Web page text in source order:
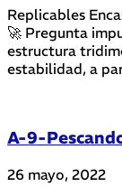
Replicables
🚀 Pregunta
estructura
estabilidad, a
A-9-
26 mayo, 2022